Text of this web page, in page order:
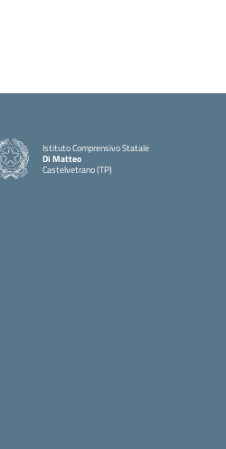
Istituto Comprensivo Statale
Di Matteo
Castelvetrano (TP)